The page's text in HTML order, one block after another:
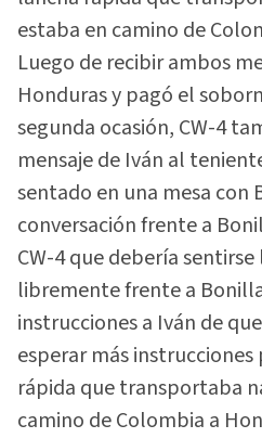
estaba en camino de
Luego de recibir ambos
Honduras y pagó el
segunda ocasión, CW-4
mensaje de Iván al
sentado en una mesa con
conversación frente a
CW-4 que debería
libremente frente a
instrucciones a Iván de
esperar más
rápida que transportaba
camino de Colombia a